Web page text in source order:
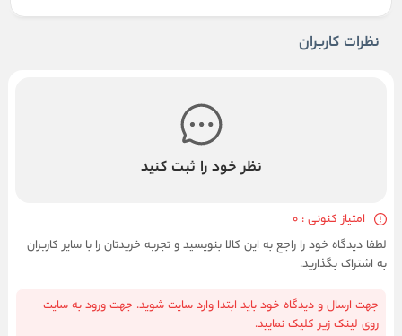
نظرات کاربران
نظر خود را ثبت کنید
امتیاز کنونی : 0
لطفا دیدگاه خود را راجع به این کالا بنویسید و تجربه خریدتان را با سایر کاربران
به اشتراک بگذارید.
جهت ارسال و دیدگاه خود باید ابتدا وارد سایت شوید. جهت ورود به سایت
روی لینک زیر کلیک نمایید.